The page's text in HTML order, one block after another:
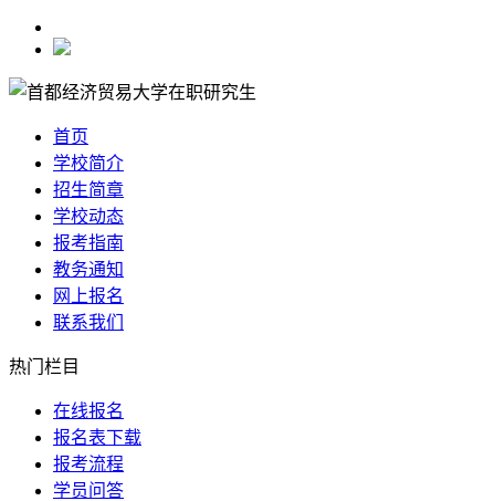
首页
学校简介
招生简章
学校动态
报考指南
教务通知
网上报名
联系我们
热门栏目
在线报名
报名表下载
报考流程
学员问答